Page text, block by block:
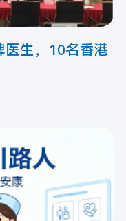
医生，10名香港